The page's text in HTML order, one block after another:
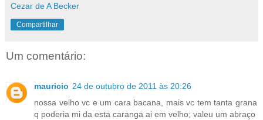
Cezar de A Becker
Compartilhar
Um comentário:
mauricio 24 de outubro de 2011 às 20:26
nossa velho vc e um cara bacana, mais vc tem tanta grana
q poderia mi da esta caranga ai em velho; valeu um abraço